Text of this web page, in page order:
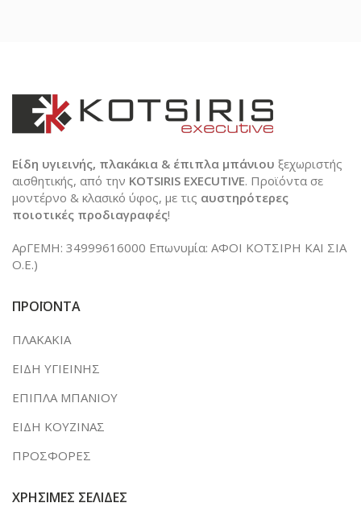
Είδη υγιεινής, πλακάκια & έπιπλα μπάνιου ξεχωριστής
αισθητικής, από την KOTSIRIS EXECUTIVE. Προϊόντα σε
μοντέρνο & κλασικό ύφος, με τις αυστηρότερες
ποιοτικές προδιαγραφές!
ΑρΓΕΜΗ: 34999616000 Επωνυμία: ΑΦΟΙ ΚΟΤΣΙΡΗ ΚΑΙ ΣΙΑ
Ο.Ε.)
ΠΡΟΪΟΝΤΑ
ΠΛΑΚΑΚΙΑ
ΕΙΔΗ ΥΓΙΕΙΝΗΣ
ΕΠΙΠΛΑ ΜΠΑΝΙΟΥ
ΕΙΔΗ ΚΟΥΖΙΝΑΣ
ΠΡΟΣΦΟΡΕΣ
ΧΡΗΣΙΜΕΣ ΣΕΛΙΔΕΣ